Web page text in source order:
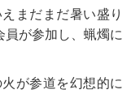
まだまだ暑い盛り
が参加し、蝋燭に
が参道を幻想的に